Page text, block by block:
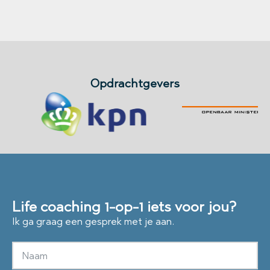
Opdrachtgevers
Life coaching 1-op-1 iets voor jou?
Ik ga graag een gesprek met je aan.